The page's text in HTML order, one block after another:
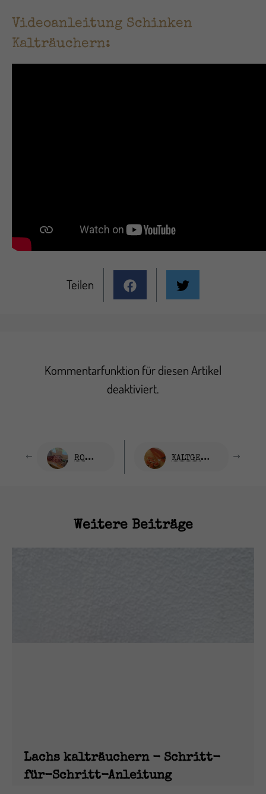
Videoanleitung Schinken
Kalträuchern:
Teilen
Kommentarfunktion für diesen Artikel
deaktiviert.
ROHPOLNISCHE WURST KALTGERÄUCHERTES LACHSFILET
Weitere Beiträge
Lachs kalträuchern - Schritt-
für-Schritt-Anleitung